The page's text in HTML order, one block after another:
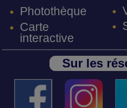
Photothèque
Carte
interactive
Sur les